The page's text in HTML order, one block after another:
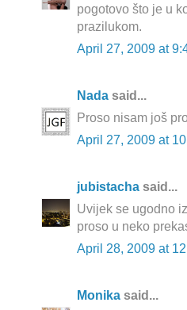
pogotovo što je u
prazilukom.
April 27, 2009 at
Nada said...
Proso nisam još
April 27, 2009 at
jubistacha said...
Uvijek se ugodno
proso u neko
April 28, 2009 at
Monika said...